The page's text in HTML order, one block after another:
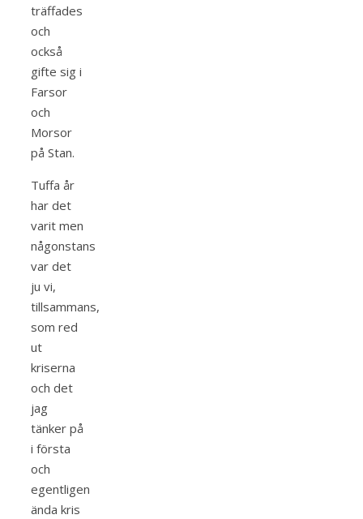
träffades
och
också
gifte sig i
Farsor
och
Morsor
på Stan.
Tuffa år
har det
varit men
någonstans
var det
ju vi,
tillsammans,
som red
ut
kriserna
och det
jag
tänker på
i första
och
egentligen
ända kris